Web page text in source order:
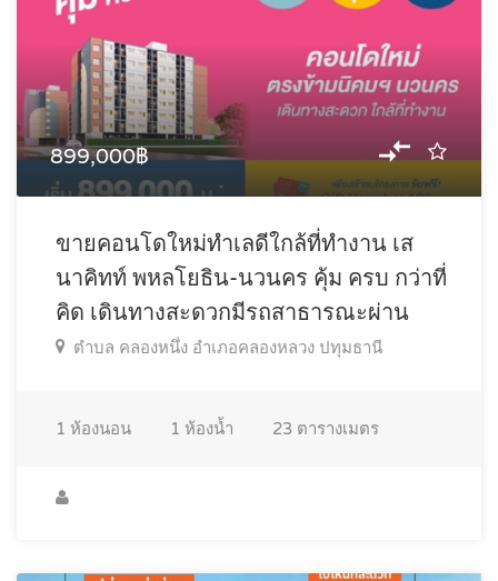
899,000฿
ขายคอนโดใหม่ทำเลดีใกล้ที่ทำงาน เส
นาคิทท์ พหลโยธิน-นวนคร คุ้ม ครบ กว่าที่
คิด เดินทางสะดวกมีรถสาธารณะผ่าน
ตำบล คลองหนึ่ง อำเภอคลองหลวง ปทุมธานี
1 ห้องนอน 1 ห้องน้ำ 23 ตารางเมตร